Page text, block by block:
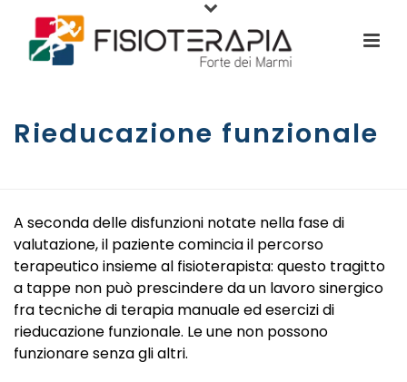
Rieducazione funzionale
A seconda delle disfunzioni notate nella fase di
valutazione, il paziente comincia il percorso
terapeutico insieme al fisioterapista: questo tragitto
a tappe non può prescindere da un lavoro sinergico
fra tecniche di terapia manuale ed esercizi di
rieducazione funzionale. Le une non possono
funzionare senza gli altri.